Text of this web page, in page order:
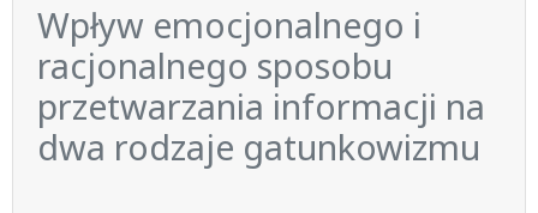
Wpływ emocjonalnego i
racjonalnego sposobu
przetwarzania informacji na
dwa rodzaje gatunkowizmu